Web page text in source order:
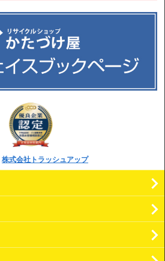
株式会社トラッシュアップ